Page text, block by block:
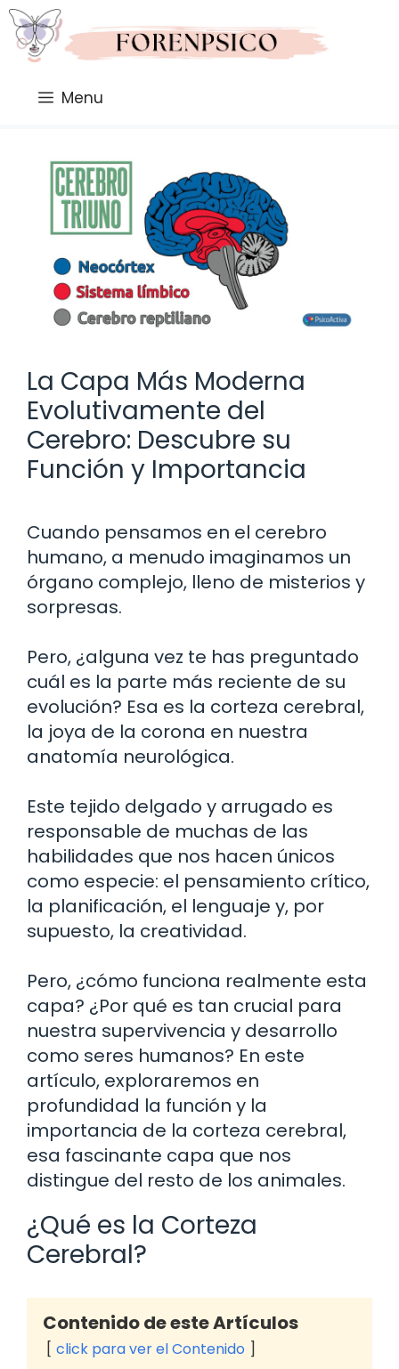
Saltar
al
contenido
Menu
La Capa Más Moderna
Evolutivamente del
Cerebro: Descubre su
Función y Importancia
Cuando pensamos en el cerebro
humano, a menudo imaginamos un
órgano complejo, lleno de misterios y
sorpresas.
Pero, ¿alguna vez te has preguntado
cuál es la parte más reciente de su
evolución? Esa es la corteza cerebral,
la joya de la corona en nuestra
anatomía neurológica.
Este tejido delgado y arrugado es
responsable de muchas de las
habilidades que nos hacen únicos
como especie: el pensamiento crítico,
la planificación, el lenguaje y, por
supuesto, la creatividad.
Pero, ¿cómo funciona realmente esta
capa? ¿Por qué es tan crucial para
nuestra supervivencia y desarrollo
como seres humanos? En este
artículo, exploraremos en
profundidad la función y la
importancia de la corteza cerebral,
esa fascinante capa que nos
distingue del resto de los animales.
¿Qué es la Corteza
Cerebral?
Contenido de este Artículos
click para ver el Contenido